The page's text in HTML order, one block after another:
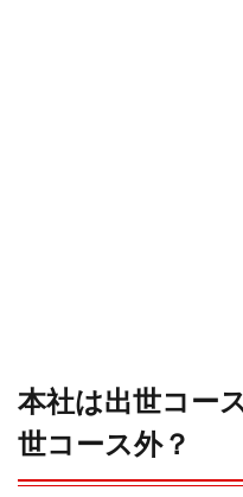
本社は出世コー
世コース外？